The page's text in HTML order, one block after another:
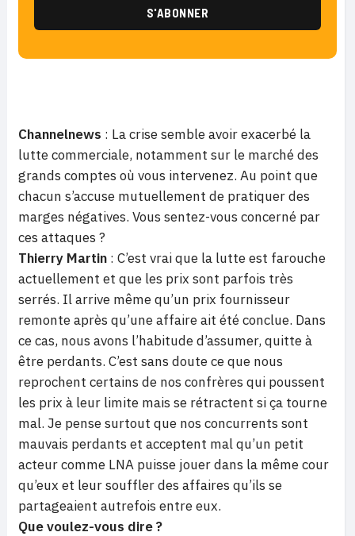
Channelnews : La crise semble avoir exacerbé la
lutte commerciale, notamment sur le marché des
grands comptes où vous intervenez. Au point que
chacun s’accuse mutuellement de pratiquer des
marges négatives. Vous sentez-vous concerné par
ces attaques ?
Thierry Martin : C’est vrai que la lutte est farouche
actuellement et que les prix sont parfois très
serrés. Il arrive même qu’un prix fournisseur
remonte après qu’une affaire ait été conclue. Dans
ce cas, nous avons l’habitude d’assumer, quitte à
être perdants. C’est sans doute ce que nous
reprochent certains de nos confrères qui poussent
les prix à leur limite mais se rétractent si ça tourne
mal. Je pense surtout que nos concurrents sont
mauvais perdants et acceptent mal qu’un petit
acteur comme LNA puisse jouer dans la même cour
qu’eux et leur souffler des affaires qu’ils se
partageaient autrefois entre eux.
Que voulez-vous dire ?